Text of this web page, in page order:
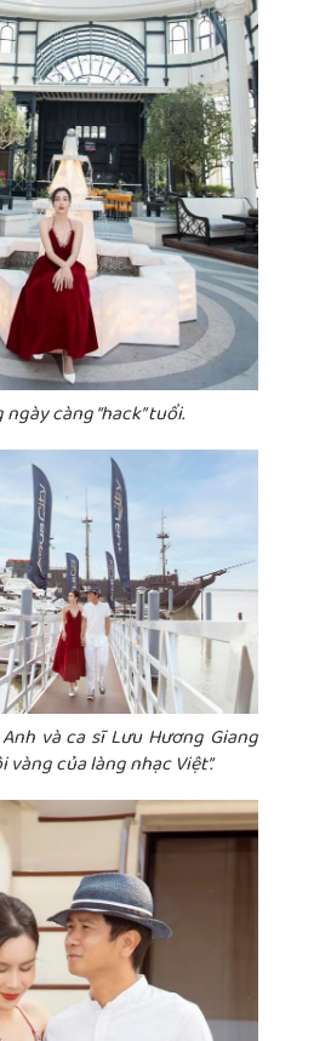
càng “hack” tuổi.
và ca sĩ Lưu Hương Giang
vàng của làng nhạc Việt”.